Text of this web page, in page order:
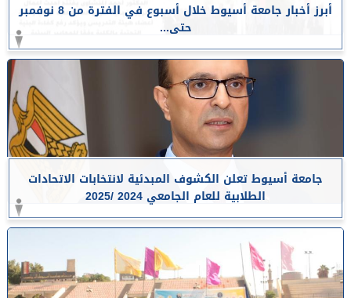
أبرز أخبار جامعة أسيوط خلال أسبوع في الفترة من 8 نوفمبر
حتى...
جامعة أسيوط تعلن الكشوف المبدئية لانتخابات الاتحادات
الطلابية للعام الجامعي 2024 /2025